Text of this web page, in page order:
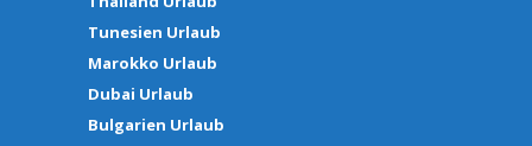
Tunesien Urlaub
Marokko Urlaub
Dubai Urlaub
Bulgarien Urlaub